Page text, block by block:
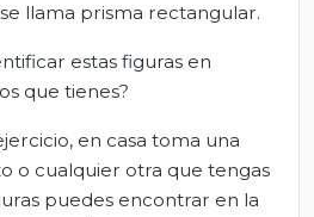
llama prisma rectangular.
estas figuras en
que tienes?
en casa toma una
o cualquier otra que tengas
puedes encontrar en la